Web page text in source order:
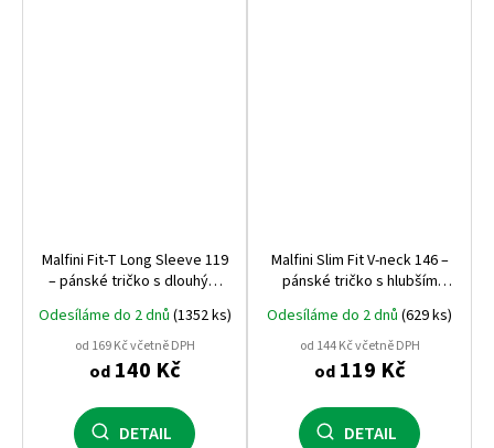
Malfini Fit‑T Long Sleeve 119
– pánské tričko s dlouhým
rukávem, 160 g, 100%
bavlna, přiléhavý střih,
ideální pro potisk
Odesíláme do 2 dnů (1352 ks)
od 169 Kč včetně DPH
od140 Kč
DETAIL
Malfini Slim Fit V‑neck 146 –
pánské tričko s hlubším
výstřihem do V, 180 g/m²,
100% bavlna, silikonová
úprava
Odesíláme do 2 dnů (629 ks)
od 144 Kč včetně DPH
od119 Kč
DETAIL